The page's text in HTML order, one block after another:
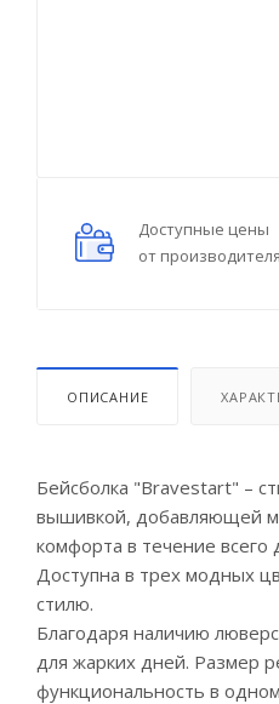
Доступные цены
от производителя
ОПИСАНИЕ
Бейсболка "Bravestart" –
вышивкой, добавляющей
комфорта в течение всего
Доступна в трех модных
стилю.
Благодаря наличию
для жарких дней. Размер
функциональность в